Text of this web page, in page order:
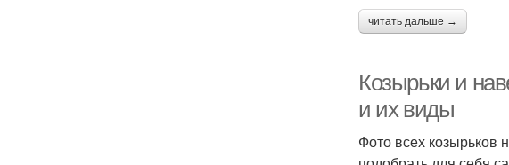
читать дальше →
Козырьки и
и их виды
Фото всех козырьков